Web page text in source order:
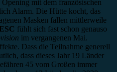
mit dem französischen
Alarm. Die Hütte kocht, das
Masken fallen mittlerweile
fühlt sich fast schon genauso
im vergangenen Mai.
Dass die Teilnahme generell
dass dieses Jahr 19 Länder
45 vom Großen immer